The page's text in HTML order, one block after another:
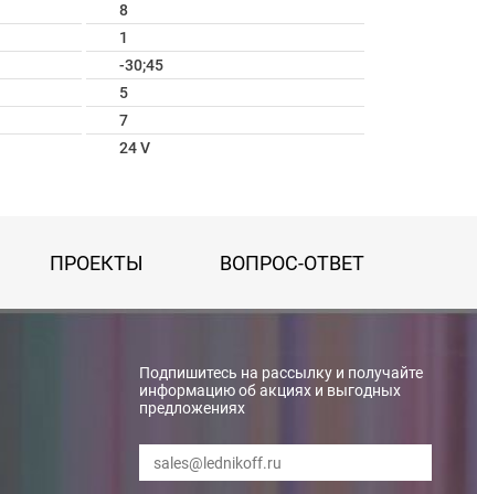
8
1
-30;45
5
7
24 V
ПРОЕКТЫ ВОПРОС-ОТВЕТ
Подпишитесь на рассылку и получайте
информацию об акциях и выгодных
предложениях